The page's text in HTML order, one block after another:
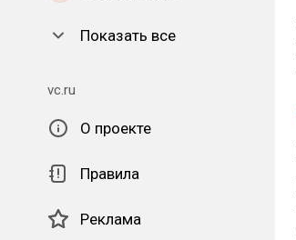
Показать все
vc.ru
О проекте
Правила
Реклама